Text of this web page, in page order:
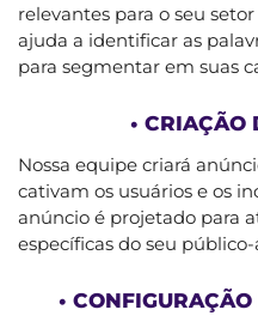
relevantes para o seu
ajuda a identificar as
para segmentar em suas
• CRIAÇÃO
Nossa equipe criará
cativam os usuários e os
anúncio é projetado para
específicas do seu público-
•